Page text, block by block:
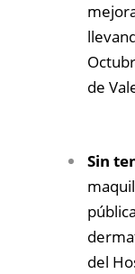
de
Sin
del